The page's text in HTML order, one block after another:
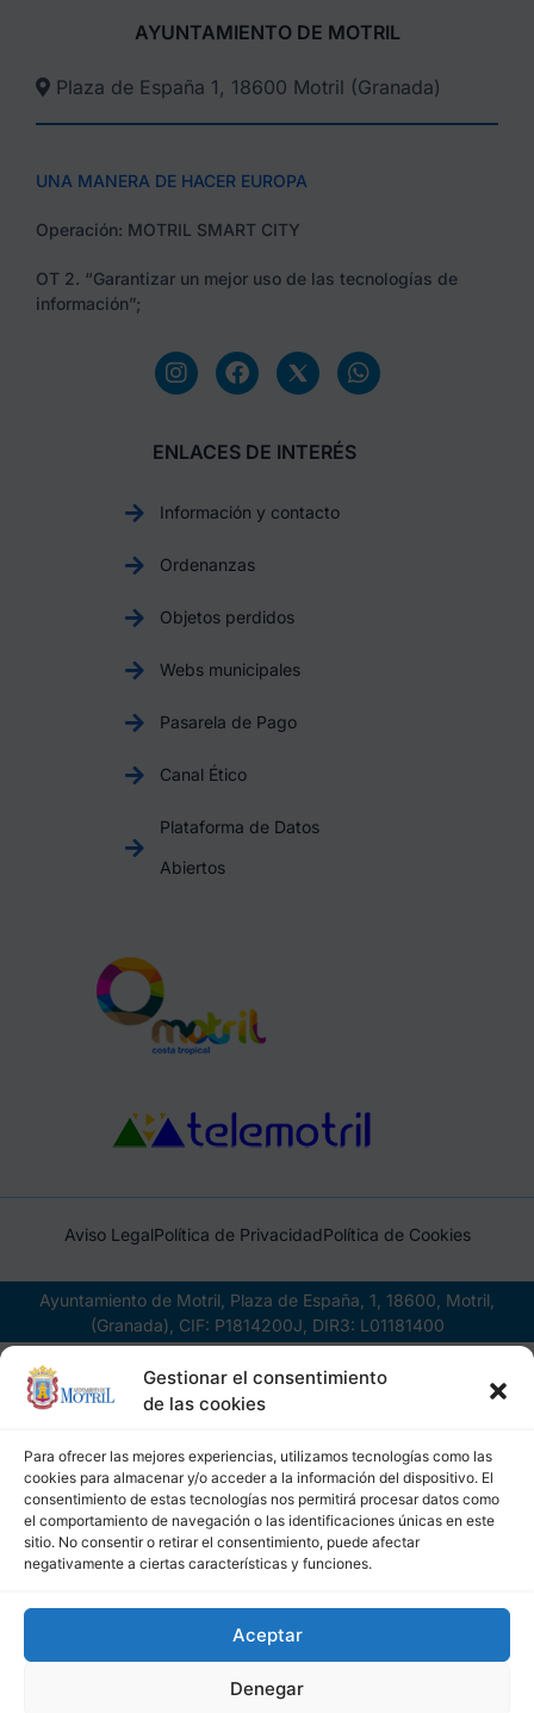
Gestionar el consentimiento
de las cookies
Para ofrecer las mejores experiencias, utilizamos tecnologías como las
cookies para almacenar y/o acceder a la información del dispositivo. El
consentimiento de estas tecnologías nos permitirá procesar datos como
el comportamiento de navegación o las identificaciones únicas en este
sitio. No consentir o retirar el consentimiento, puede afectar
negativamente a ciertas características y funciones.
Aceptar
Denegar
AYUNTAMIENTO DE MOTRIL
Plaza de España 1, 18600 Motril (Granada)​
UNA MANERA DE HACER EUROPA
Operación: MOTRIL SMART CITY
OT 2. “Garantizar un mejor uso de las tecnologías de
información”;
ENLACES DE INTERÉS
Información y contacto
Ordenanzas
Objetos perdidos
Webs municipales
Pasarela de Pago
Canal Ético
Plataforma de Datos
Abiertos
Aviso LegalPolítica de PrivacidadPolítica de Cookies
Ayuntamiento de Motril, Plaza de España, 1, 18600, Motril,
(Granada), CIF: P1814200J, DIR3: L01181400